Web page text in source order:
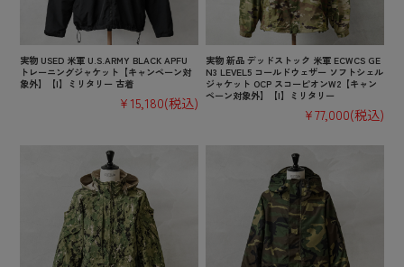
実物 USED 米軍 U.S.ARMY BLACK APFU
トレーニングジャケット【キャンペーン対
象外】【I】ミリタリー 古着
¥15,180(税込)
実物 新品 デッドストック 米軍 ECWCS GE
N3 LEVEL5 コールドウェザー ソフトシェル
ジャケット OCP スコーピオンW2【キャン
ペーン対象外】【I】ミリタリー
¥77,000(税込)